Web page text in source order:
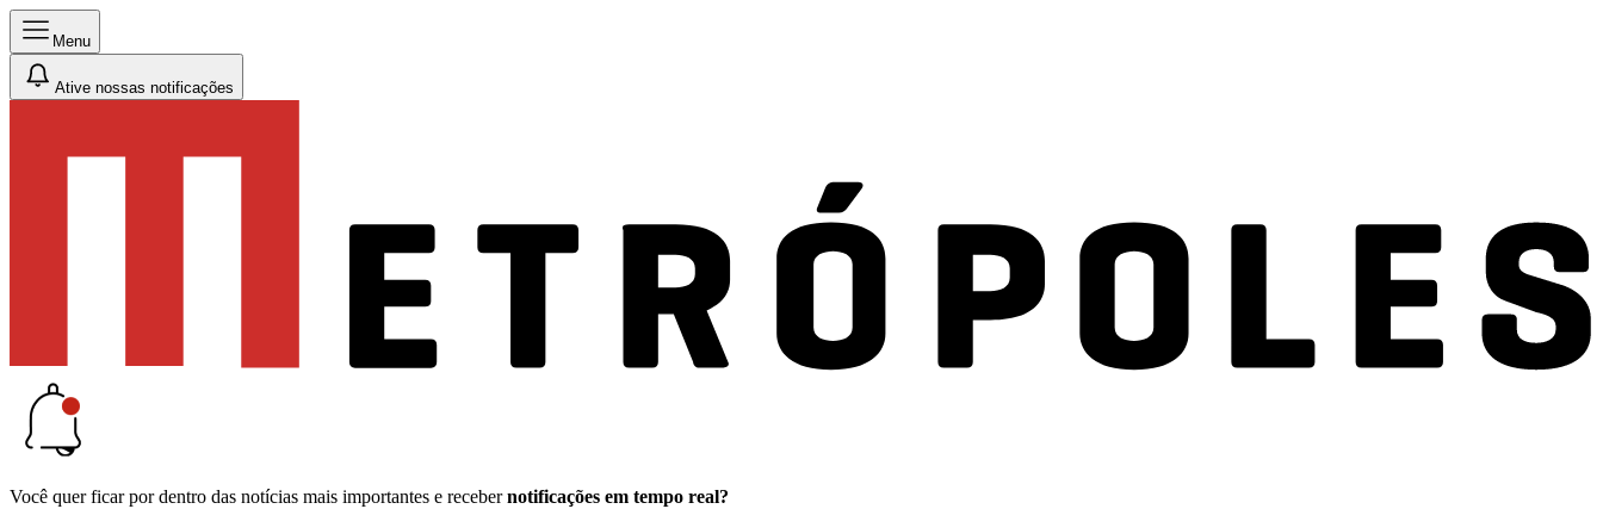
Menu
Ative nossas notificações
Você quer ficar por dentro das notícias mais importantes e receber notificações em tempo real?